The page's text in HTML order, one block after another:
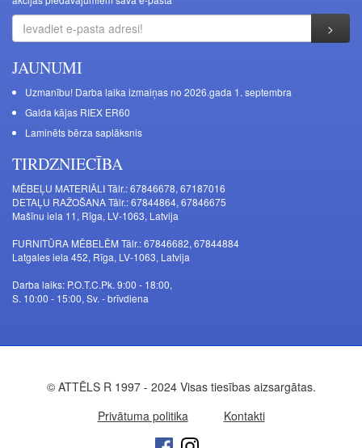
JAUNUMI
Uzmanību! Darba laika izmaiņas no 2026.gada 1. septembra
Galda kājas RIEX ER60
Laminēts bērza saplāksnis
TIRDZNIECĪBA
MĒBEĻU MATERIĀLI Tālr.: 67846678, 67187016
DETAĻU RAŽOŠANA Tālr.: 67844864, 67846675
Mašīnu iela 11, Rīga, LV-1063, Latvija
FURNITŪRA MĒBELĒM Tālr.: 67846682, 67844884
Latgales iela 452, Rīga, LV-1063, Latvija
Darba laiks: P.O.T.C.Pk. 9:00 - 18:00,
S. 10:00 - 15:00, Sv. - brīvdiena
© ATTĒLS R 1997 - 2024 Visas tiesības aizsargātas.
Privātuma politika
Kontakti